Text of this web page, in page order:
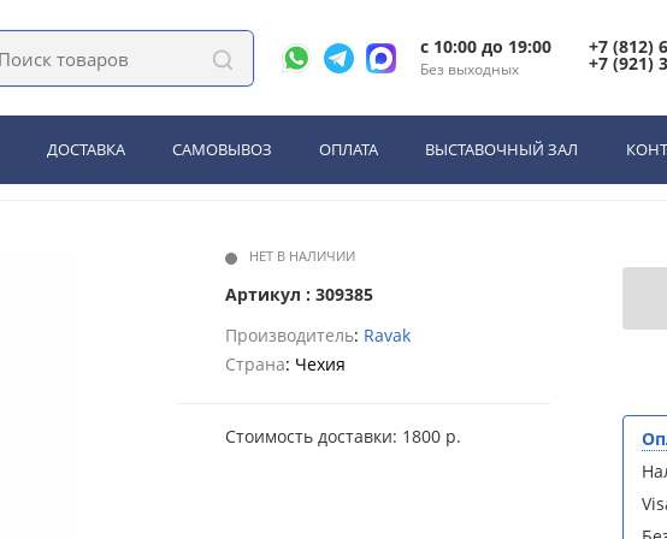
c 10:00 до 19:00
Без выходных
+7 (812)
+7 (921)
ДОСТАВКА САМОВЫВОЗ ОПЛАТА ВЫСТАВОЧНЫЙ ЗАЛ
для умывальника с донным клапаном (X070010)
для умывальника с донным
НЕТ В НАЛИЧИИ
Артикул : 309385
Производитель: Ravak
Страна: Чехия
Стоимость доставки: 1800 р.